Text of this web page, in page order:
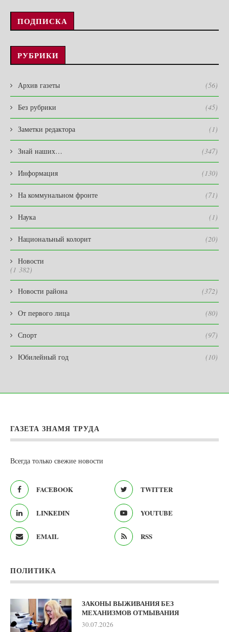
ПОДПИСКА
РУБРИКИ
Архив газеты (56)
Без рубрики (45)
Заметки редактора (1)
Знай наших… (347)
Информация (130)
На коммунальном фронте (71)
Наука (1)
Национальный колорит (20)
Новости
(1 382)
Новости района (372)
От первого лица (80)
Спорт (97)
Юбилейный год (10)
ГАЗЕТА ЗНАМЯ ТРУДА
Всегда только свежие новости
FACEBOOK TWITTER
LINKEDIN YOUTUBE
EMAIL RSS
ПОЛИТИКА
ЗАКОНЫ ВЫЖИВАНИЯ БЕЗ
МЕХАНИЗМОВ ОТМЫВАНИЯ
30.07.2026